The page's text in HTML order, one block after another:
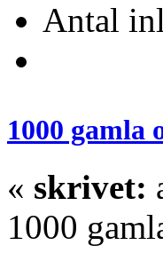
Antal
1000 gamla
« skrivet:
1000